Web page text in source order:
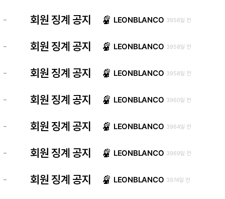
- 회원 징계 공지 LEONBLANCO 3956일 전
- 회원 징계 공지 LEONBLANCO 3958일 전
- 회원 징계 공지 LEONBLANCO 3958일 전
- 회원 징계 공지 LEONBLANCO 3960일 전
- 회원 징계 공지 LEONBLANCO 3964일 전
- 회원 징계 공지 LEONBLANCO 3969일 전
- 회원 징계 공지 LEONBLANCO 3974일 전